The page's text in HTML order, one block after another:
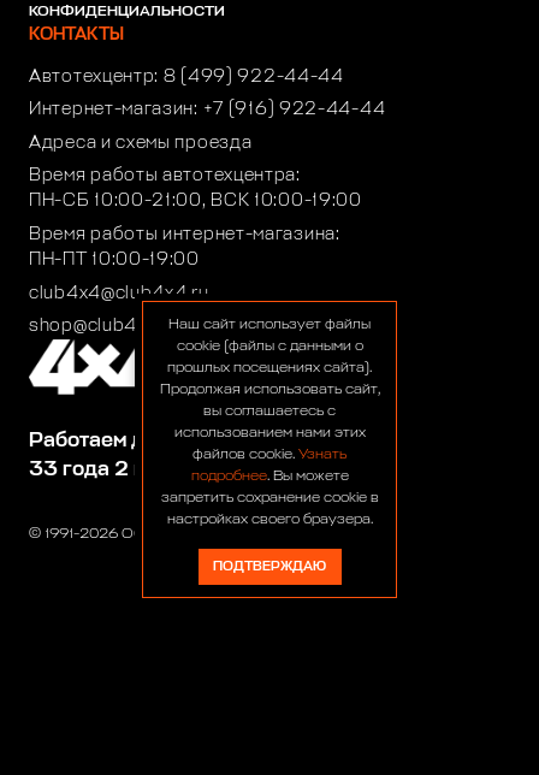
© 1991-2026 ООО «Сервис 4х4»
Работаем для вас:
33 года 2 месяца 23 дня
КОНФИДЕНЦИАЛЬНОСТИ
КОНТАКТЫ
Автотехцентр: 8 (499) 922-44-44
Интернет-магазин: +7 (916) 922-44-44
Адреса и схемы проезда
Время работы автотехцентра:
ПН-СБ 10:00-21:00, ВСК 10:00-19:00
Время работы интернет-магазина:
ПН-ПТ 10:00-19:00
club4x4@club4x4.ru
shop@club4x4.ruНаш сайт использует файлы
cookie (файлы с данными о
прошлых посещениях сайта).
Продолжая использовать сайт,
вы соглашаетесь с
использованием нами этих
файлов cookie. Узнать
подробнее. Вы можете
запретить сохранение cookie в
настройках своего браузера.
ПОДТВЕРЖДАЮ